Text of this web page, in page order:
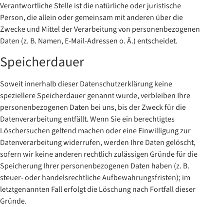
Verantwortliche Stelle ist die natürliche oder juristische
Person, die allein oder gemeinsam mit anderen über die
Zwecke und Mittel der Verarbeitung von personenbezogenen
Daten (z. B. Namen, E-Mail-Adressen o. Ä.) entscheidet.
Speicherdauer
Soweit innerhalb dieser Datenschutzerklärung keine
speziellere Speicherdauer genannt wurde, verbleiben Ihre
personenbezogenen Daten bei uns, bis der Zweck für die
Datenverarbeitung entfällt. Wenn Sie ein berechtigtes
Löschersuchen geltend machen oder eine Einwilligung zur
Datenverarbeitung widerrufen, werden Ihre Daten gelöscht,
sofern wir keine anderen rechtlich zulässigen Gründe für die
Speicherung Ihrer personenbezogenen Daten haben (z. B.
steuer- oder handelsrechtliche Aufbewahrungsfristen); im
letztgenannten Fall erfolgt die Löschung nach Fortfall dieser
Gründe.